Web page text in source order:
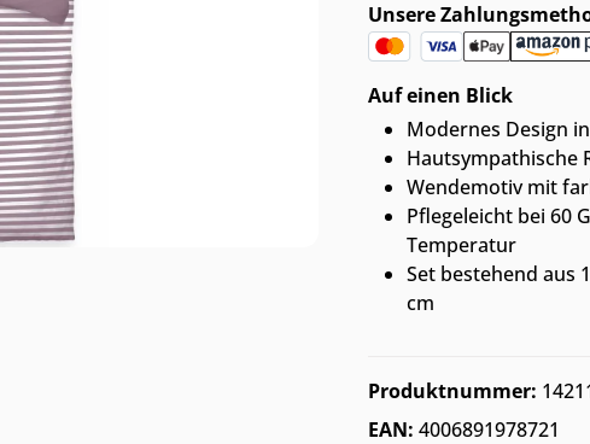
Unsere
Auf einen Blick
Modernes Design
Hautsympathische
Wendemotiv mit
Pflegeleicht bei 60
Temperatur
Set bestehend aus
cm
Produktnummer:
EAN: 4006891978721